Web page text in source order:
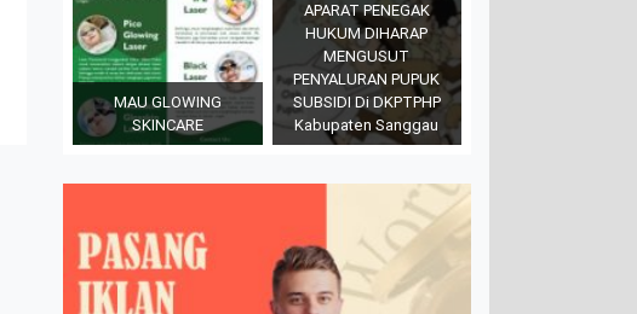
MAU GLOWING
SKINCARE
APARAT PENEGAK
HUKUM DIHARAP
MENGUSUT
PENYALURAN PUPUK
SUBSIDI Di DKPTPHP
Kabupaten Sanggau